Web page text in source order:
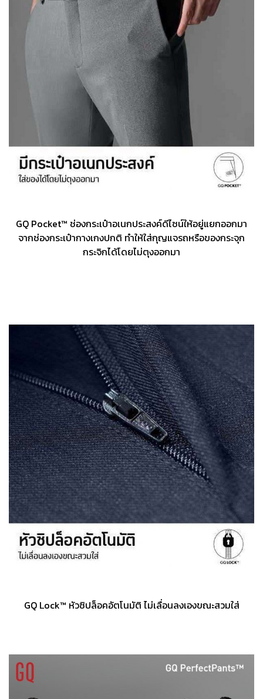
GQ Pocket™ ช่องกระเป๋าอเนกประสงค์ดีไซน์ให้อยู่แยกออกมา
จากช่องกระเป๋ากางเกงปกติ ทำให้ใส่กุญแจรถหรือของกระจุก
กระจิกได้โดยไม่ตุงออกมา
GQ Lock™ หัวซิปล็อคอัตโนมัติ ไม่เลื่อนลงเองขณะสวมใส่